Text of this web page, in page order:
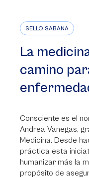
SELLO SABANA
La
camino
Consciente es el
Andrea Vanegas,
Medicina. Desde
práctica esta
humanizar más la
propósito de